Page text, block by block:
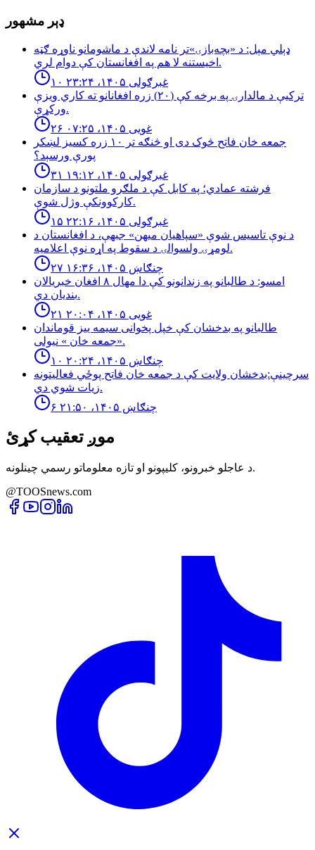
ډېر مشهور
ډېلي مېل: د «بچه‌بازۍ»تر نامه لاندې د ماشومانو ناوړه ګټه
اخیستنه لا هم په افغانستان کې دوام لري.
۱۰ غبرګولی ۱۴۰۵، ۲۳:۲۴
تركيې د مالدارۍ په برخه كې (٢٠) زره افغانانو ته كاري ويزې
وركړې.
۲۶ غویی ۱۴۰۵، ۰۷:۲۵
جمعه خان فاتح څوک دی او څنګه تر ۱۰ زره کسیز لښکر
پورې ورسېد؟
۳۱ غبرګولی ۱۴۰۵، ۱۹:۱۲
فرشته عمادي؛ په کابل کې د ملګرو ملتونو د سازمان
کارکوونکې وژل شوې.
۱۵ غبرګولی ۱۴۰۵، ۲۲:۱۶
د نوې تاسیس شوې «سپاهیان میهن» جبهې، د افغانستان د
لومړۍ ولسوالۍ د سقوط په اړه نوې اعلامیه.
۲۷ چنګاښ ۱۴۰۵، ۱۶:۳۶
امسو: د طالبانو په زندانونو كې دا مهال ٨ افغان خبريالان
بنديان دي.
۲۱ غویی ۱۴۰۵، ۲۰:۰۴
طالبانو په بدخشان كې خپل پخوانى سيمه ييز قوماندان
«جمعه خان » نيولى.
۱۰ چنګاښ ۱۴۰۵، ۲۰:۲۴
سرچینې:بدخشان ولایت کې د جمعه خان فاتح پوځي فعالیتونه
زیات شوي دي.
۶ چنګاښ ۱۴۰۵، ۲۱:۵۰
موږ تعقیب کړئ
د عاجلو خبرونو، کلیپونو او تازه معلوماتو رسمي چینلونه.
@TOOSnews.com